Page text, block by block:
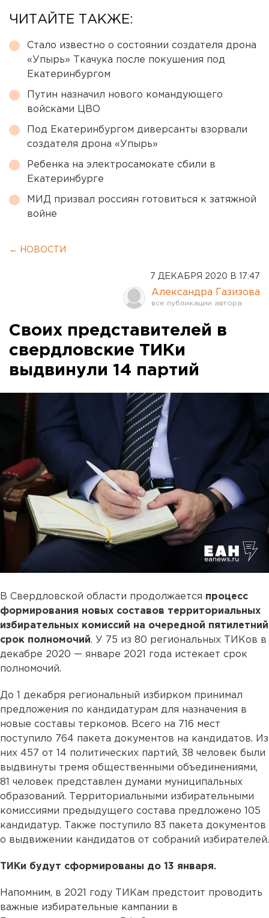
ЧИТАЙТЕ ТАКЖЕ:
Стало известно о состоянии создателя дрона
«Упырь» Ткачука после покушения под
Екатеринбургом
Путин назначил нового командующего
войсками ЦВО
Под Екатеринбургом диверсанты взорвали
создателя дрона «Упырь»
Ребенка на электросамокате сбили в
Екатеринбурге
МИД призвал россиян готовиться к затяжной
войне
← НОВОСТИ
7 ДЕКАБРЯ 2020 В 17:47
Александра Газизова
Своих представителей в
свердловские ТИКи
выдвинули 14 партий
В Свердловской области продолжается процесс
формирования новых составов территориальных
избирательных комиссий на очередной пятилетний
срок полномочий. У 75 из 80 региональных ТИКов в
декабре 2020 — январе 2021 года истекает срок
полномочий.
До 1 декабря региональный избирком принимал
предложения по кандидатурам для назначения в
новые составы теркомов. Всего на 716 мест
поступило 764 пакета документов на кандидатов. Из
них 457 от 14 политических партий, 38 человек были
выдвинуты тремя общественными объединениями,
81 человек представлен думами муниципальных
образований. Территориальными избирательными
комиссиями предыдущего состава предложено 105
кандидатур. Также поступило 83 пакета документов
о выдвижении кандидатов от собраний избирателей.
ТИКи будут сформированы до 13 января.
Напомним, в 2021 году ТИКам предстоит проводить
важные избирательные кампании в